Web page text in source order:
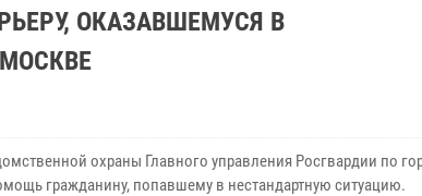
ОКАЗАВШЕМУСЯ В
охраны Главного управления Росгвардии по
гражданину, попавшему в нестандартную ситуацию.